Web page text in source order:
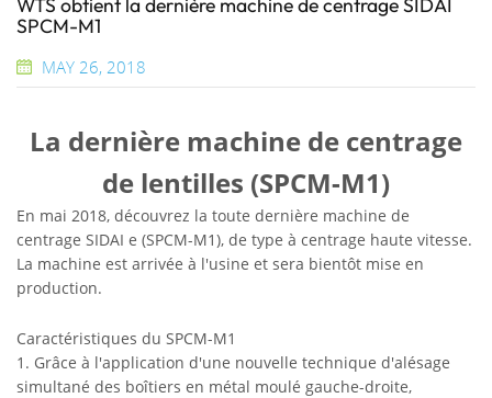
SPCM-M1
MAY 26, 2018
La dernière machine de centrage
de lentilles (SPCM-M1)
En mai 2018, découvrez la toute dernière machine de
centrage SIDAI e (SPCM-M1), de type à centrage haute vitesse.
La machine est arrivée à l'usine et sera bientôt mise en
production.
Caractéristiques du SPCM-M1
1. Grâce à l'application d'une nouvelle technique d'alésage
simultané des boîtiers en métal moulé gauche-droite,